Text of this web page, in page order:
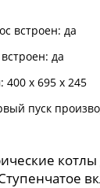
встроен: да
да
x 695 x 245
пуск